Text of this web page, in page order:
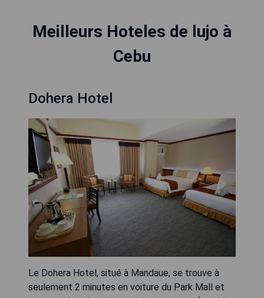
Meilleurs Hoteles de lujo à
Cebu
Dohera Hotel
Le Dohera Hotel, situé à Mandaue, se trouve à
seulement 2 minutes en voiture du Park Mall et